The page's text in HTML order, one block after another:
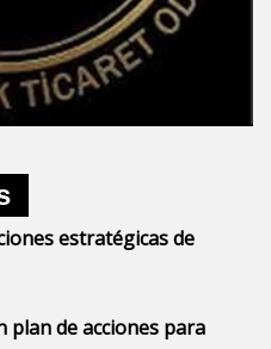
estratégicas de
plan de acciones para